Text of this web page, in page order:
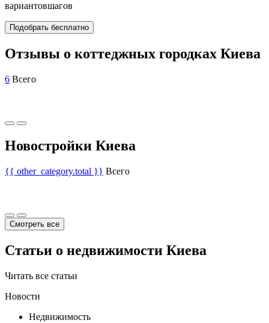
вариантовшагов
Подобрать бесплатно
Отзывы о коттеджных городках Киева
6 Всего
Новостройки Киева
{{ other_category.total }} Всего
Смотреть все
Статьи о недвижимости Киева
Читать все статьи
Новости
Недвижимость